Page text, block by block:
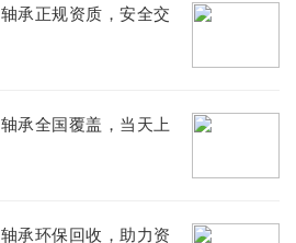
承正规资质，安全交
承全国覆盖，当天上
承环保回收，助力资